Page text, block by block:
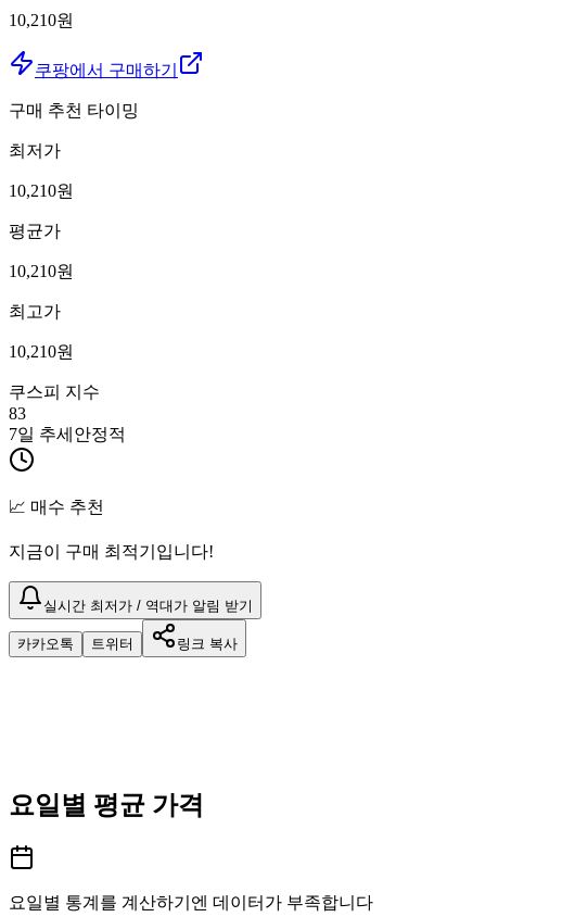
10,210원
쿠팡에서 구매하기
구매 추천 타이밍
최저가
10,210원
평균가
10,210원
최고가
10,210원
쿠스피 지수
83
7일 추세 안정적
📈 매수 추천
지금이 구매 최적기입니다!
실시간 최저가 / 역대가 알림 받기
카카오톡 트위터 링크 복사
요일별 평균 가격
요일별 통계를 계산하기엔 데이터가 부족합니다